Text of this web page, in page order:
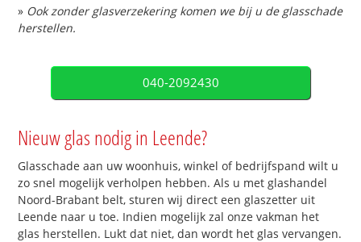
» Ook zonder glasverzekering komen we bij u de glasschade
herstellen.
040-2092430
Nieuw glas nodig in Leende?
Glasschade aan uw woonhuis, winkel of bedrijfspand wilt u
zo snel mogelijk verholpen hebben. Als u met glashandel
Noord-Brabant belt, sturen wij direct een glaszetter uit
Leende naar u toe. Indien mogelijk zal onze vakman het
glas herstellen. Lukt dat niet, dan wordt het glas vervangen.